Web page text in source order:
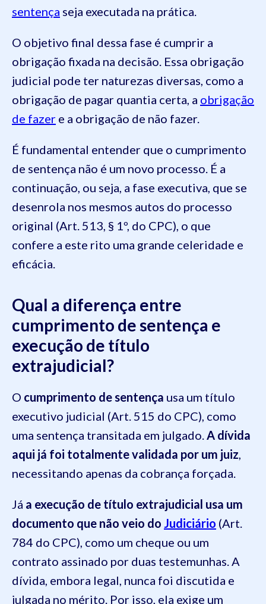
sentença seja executada na prática.
O objetivo final dessa fase é cumprir a
obrigação fixada na decisão. Essa obrigação
judicial pode ter naturezas diversas, como a
obrigação de pagar quantia certa, a obrigação
de fazer e a obrigação de não fazer.
É fundamental entender que o cumprimento
de sentença não é um novo processo. É a
continuação, ou seja, a fase executiva, que se
desenrola nos mesmos autos do processo
original (Art. 513, § 1º, do CPC), o que
confere a este rito uma grande celeridade e
eficácia.
Qual a diferença entre
cumprimento de sentença e
execução de título
extrajudicial?
O cumprimento de sentença usa um título
executivo judicial (Art. 515 do CPC), como
uma sentença transitada em julgado. A dívida
aqui já foi totalmente validada por um juiz
necessitando apenas da cobrança forçada.
Já a execução de título extrajudicial usa um
documento que não veio do Judiciário (Art.
784 do CPC), como um cheque ou um
contrato assinado por duas testemunhas. A
dívida, embora legal, nunca foi discutida e
julgada no mérito. Por isso, ela exige um